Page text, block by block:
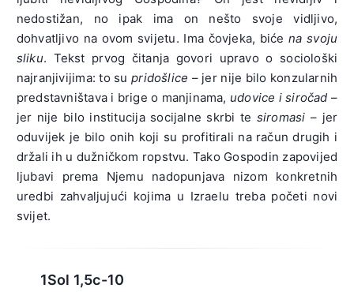
nedostižan, no ipak ima on nešto svoje vidljivo,
dohvatljivo na ovom svijetu. Ima čovjeka, bićena svoju
sliku. Tekst prvog čitanja govori upravo o sociološki
najranjivijima: to supridošlice – jer nije bilo konzularnih
predstavništava i brige o manjinama, udovice i siročad –
jer nije bilo institucija socijalne skrbi te siromasi – jer
oduvijek je bilo onih koji su profitirali na račun drugih i
držali ih u dužničkom ropstvu. Tako Gospodin zapovijed
ljubavi prema Njemu nadopunjava nizom konkretnih
uredbi zahvaljujući kojima u Izraelu treba početi novi
svijet.
1Sol 1,5c-10